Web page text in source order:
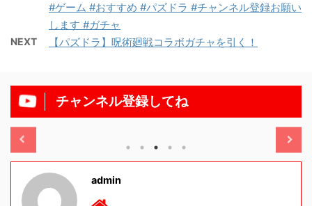
#ゲーム #おすすめ #パズドラ #チャンネル登録お願い
します #ガチャ
NEXT 【パズドラ】呪術廻戦コラボガチャを引く！
チャンネル登録してね
11/13
admin